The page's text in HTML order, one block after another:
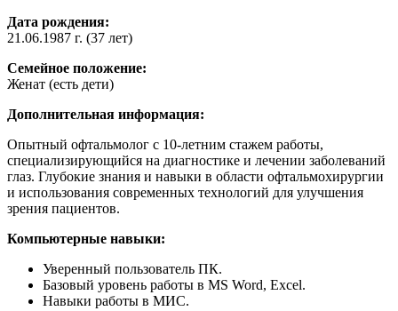
Дата рождения:
21.06.1987 г. (37 лет)
Семейное положение:
Женат (есть дети)
Дополнительная информация:
Опытный офтальмолог с 10-летним стажем работы,
специализирующийся на диагностике и лечении заболеваний
глаз. Глубокие знания и навыки в области офтальмохирургии
и использования современных технологий для улучшения
зрения пациентов.
Компьютерные навыки:
Уверенный пользователь ПК.
Базовый уровень работы в MS Word, Excel.
Навыки работы в МИС.